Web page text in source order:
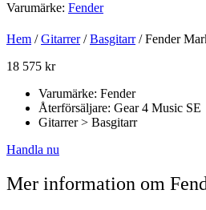
Varumärke: Fender
Hem /Gitarrer/Basgitarr/ Fender
18 575 kr
Varumärke: Fender
Återförsäljare: Gear 4 Music SE
Gitarrer > Basgitarr
Handla nu
Mer information om